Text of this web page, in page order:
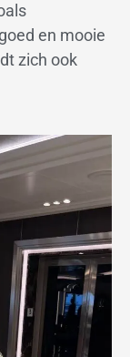
en mooie
zich ook